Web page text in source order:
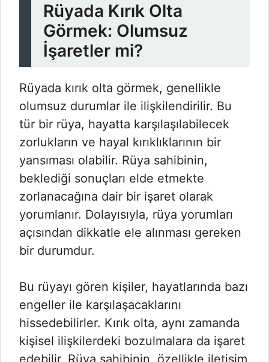
Rüyada Kırık Olta
Görmek: Olumsuz
İşaretler mi?
Rüyada kırık olta görmek, genellikle
olumsuz durumlar ile ilişkilendirilir. Bu
tür bir rüya, hayatta karşılaşılabilecek
zorlukların ve hayal kırıklıklarının bir
yansıması olabilir. Rüya sahibinin,
beklediği sonuçları elde etmekte
zorlanacağına dair bir işaret olarak
yorumlanır. Dolayısıyla, rüya yorumları
açısından dikkatle ele alınması gereken
bir durumdur.
Bu rüyayı gören kişiler, hayatlarında bazı
engeller ile karşılaşacaklarını
hissedebilirler. Kırık olta, aynı zamanda
kişisel ilişkilerdeki bozulmalara da işaret
edebilir. Rüya sahibinin, özellikle iletişim